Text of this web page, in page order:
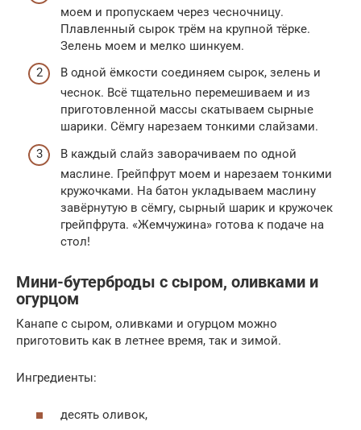
моем и пропускаем через чесночницу.
Плавленный сырок трём на крупной тёрке.
Зелень моем и мелко шинкуем.
В одной ёмкости соединяем сырок, зелень и
чеснок. Всё тщательно перемешиваем и из
приготовленной массы скатываем сырные
шарики. Сёмгу нарезаем тонкими слайзами.
В каждый слайз заворачиваем по одной
маслине. Грейпфрут моем и нарезаем тонкими
кружочками. На батон укладываем маслину
завёрнутую в сёмгу, сырный шарик и кружочек
грейпфрута. «Жемчужина» готова к подаче на
стол!
Мини-бутерброды с сыром, оливками и
огурцом
Канапе с сыром, оливками и огурцом можно
приготовить как в летнее время, так и зимой.
Ингредиенты:
десять оливок,